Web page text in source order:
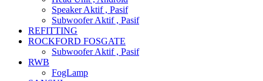
Speaker Aktif , Pasif
Subwoofer Aktif , Pasif
REFITTING
ROCKFORD FOSGATE
Subwoofer Aktif , Pasif
RWB
FogLamp